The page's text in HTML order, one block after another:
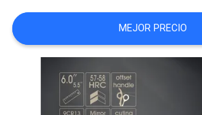
MAPA
DEL
SITIO
POLÍTICA
MEJOR PRECIO